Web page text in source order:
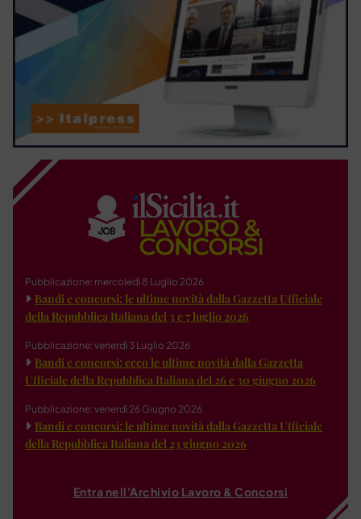
Pubblicazione: mercoledì 8 Luglio 2026
Bandi e concorsi: le ultime novità dalla Gazzetta Ufficiale
della Repubblica Italiana del 3 e 7 luglio 2026
Pubblicazione: venerdì 3 Luglio 2026
Bandi e concorsi: ecco le ultime novità dalla Gazzetta
Ufficiale della Repubblica Italiana del 26 e 30 giugno 2026
Pubblicazione: venerdì 26 Giugno 2026
Bandi e concorsi: le ultime novità dalla Gazzetta Ufficiale
della Repubblica Italiana del 23 giugno 2026
Entra nell'Archivio Lavoro & Concorsi